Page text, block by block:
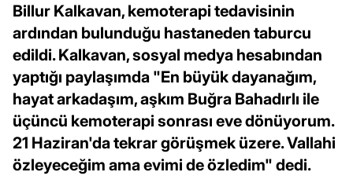
Billur Kalkavan, kemoterapi tedavisinin
ardından bulunduğu hastaneden taburcu
edildi. Kalkavan, sosyal medya hesabından
yaptığı paylaşımda "En büyük dayanağım,
hayat arkadaşım, aşkım Buğra Bahadırlı ile
üçüncü kemoterapi sonrası eve dönüyorum.
21 Haziran'da tekrar görüşmek üzere. Vallahi
özleyeceğim ama evimi de özledim" dedi.